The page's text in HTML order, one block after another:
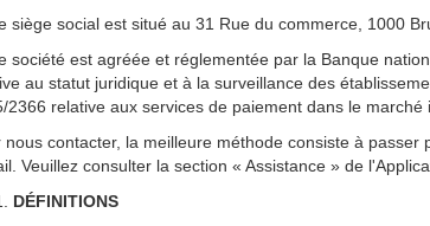
siège social est situé au 31 Rue du commerce, 1000
société est agréée et réglementée par la Banque
au statut juridique et à la surveillance des
2366 relative aux services de paiement dans le marché
nous contacter, la meilleure méthode consiste à
Veuillez consulter la section « Assistance » de
DÉFINITIONS